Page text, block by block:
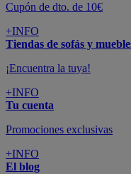
Cupón de dto. de 10€
+INFO
Tiendas de sofás y
¡Encuentra la tuya!
+INFO
Tu cuenta
Promociones exclusivas
+INFO
El blog